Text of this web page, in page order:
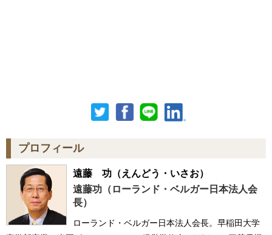
プロフィール
遠藤 功 （えんどう・いさお）
遠藤功（ローランド・ベルガー日本法人会
長）
ローランド・ベルガー日本法人会長。早稲田大学